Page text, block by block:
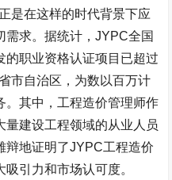
是在这样的时代背景下应
需求。据统计，JYPC全国
的职业资格认证项目已超过
市自治区，为数以百万计
。其中，工程造价管理师作
量建设工程领域的从业人员
辩地证明了JYPC工程造价
引力和市场认可度。